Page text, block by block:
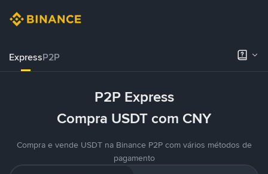
ExpressP2P
P2P Express
Compra USDT com CNY
Compra e vende USDT na Binance P2P com vários métodos de
pagamento